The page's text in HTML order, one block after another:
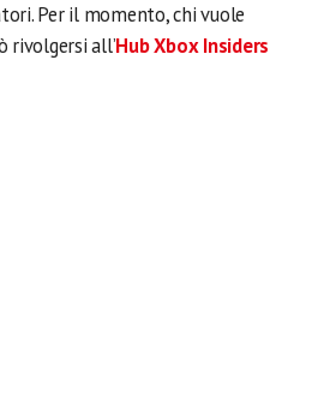
Per il momento, chi vuole
rivolgersi all’Hub Xbox Insiders